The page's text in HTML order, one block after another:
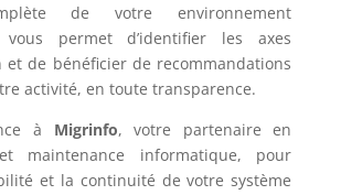
de votre environnement
vous permet d’identifier les axes
et de bénéficier de recommandations
activité, en toute transparence.
à Migrinfo, votre partenaire en
maintenance informatique, pour
et la continuité de votre système